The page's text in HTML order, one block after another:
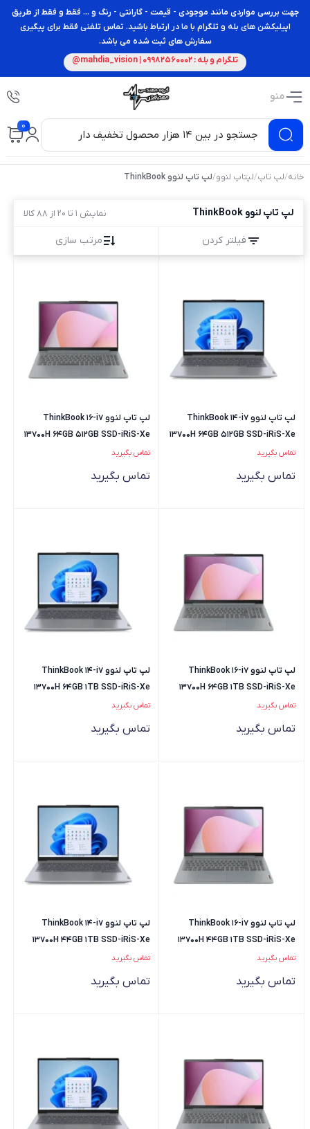
جهت بررسی مواردی مانند موجودی - قیمت - گارانتی - رنگ و ... فقط و فقط از طریق
اپیلیکشن های بله و تلگرام با ما در ارتباط باشید. تماس تلفنی فقط برای پیگیری
سفارش های ثبت شده می باشد.
تلگرام و بله : 09982560002 | mahdia_vision@
منو
0
خانه/لپ تاپ/لپتاپ لنوو/لپ تاپ لنوو ThinkBook
لپ تاپ لنوو ThinkBook نمایش 1 تا 20 از 88 کالا
فیلتر کردن مرتب سازی
لپ تاپ لنوو ThinkBook 14-i7
13700H 64GB 512GB SSD-iRiS-Xe
تماس بگیرید
تماس بگیرید
لپ تاپ لنوو ThinkBook 16-i7
13700H 64GB 512GB SSD-iRiS-Xe
تماس بگیرید
تماس بگیرید
لپ تاپ لنوو ThinkBook 16-i7
13700H 64GB 1TB SSD-iRiS-Xe
تماس بگیرید
تماس بگیرید
لپ تاپ لنوو ThinkBook 14-i7
13700H 64GB 1TB SSD-iRiS-Xe
تماس بگیرید
تماس بگیرید
لپ تاپ لنوو ThinkBook 16-i7
13700H 44GB 1TB SSD-iRiS-Xe
تماس بگیرید
تماس بگیرید
لپ تاپ لنوو ThinkBook 14-i7
13700H 44GB 1TB SSD-iRiS-Xe
تماس بگیرید
تماس بگیرید